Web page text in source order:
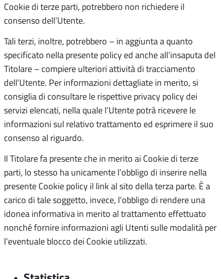
Cookie di terze parti, potrebbero non richiedere il
consenso dell’Utente.
Tali terzi, inoltre, potrebbero – in aggiunta a quanto
specificato nella presente policy ed anche all’insaputa del
Titolare – compiere ulteriori attività di tracciamento
dell’Utente. Per informazioni dettagliate in merito, si
consiglia di consultare le rispettive privacy policy dei
servizi elencati, nella quale l’Utente potrà ricevere le
informazioni sul relativo trattamento ed esprimere il suo
consenso al riguardo.
Il Titolare fa presente che in merito ai Cookie di terze
parti, lo stesso ha unicamente l’obbligo di inserire nella
presente Cookie policy il link al sito della terza parte. È a
carico di tale soggetto, invece, l’obbligo di rendere una
idonea informativa in merito al trattamento effettuato
nonché fornire informazioni agli Utenti sulle modalità per
l’eventuale blocco dei Cookie utilizzati.